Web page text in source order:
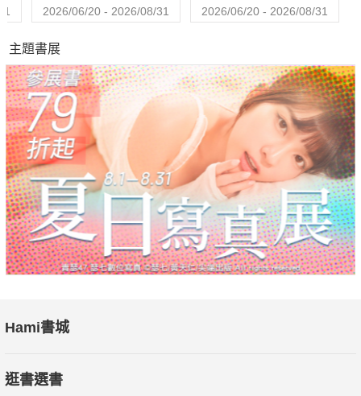
2026/06/20 - 2026/08/31 2026/06/20 - 2026/08/31
主題書展
Hami書城
逛書選書